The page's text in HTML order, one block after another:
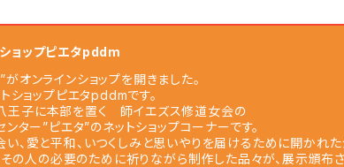
ョップピエタpddm
オンラインショップを開きました。
ショップピエタpddmです。
八王子に本部を置く 師イエズス修道女会の
ー”ピエタ”のネットショップコーナーです。
愛と平和、いつくしみと思いやりを届けるために開かれた
の人の必要のために祈りながら制作した品々が、展示頒布さ